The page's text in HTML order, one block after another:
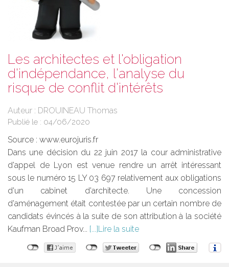
Les architectes et l'obligation
d'indépendance, l'analyse du
risque de conflit d'intérêts
Auteur : DROUINEAU Thomas
Publié le : 04/06/2020
Source : www.eurojuris.fr
Dans une décision du 22 juin 2017 la cour administrative
d'appel de Lyon est venue rendre un arrêt intéressant
sous le numéro 15 LY 03 697 relativement aux obligations
d'un cabinet d'architecte. Une concession
d'aménagement était contestée par un certain nombre de
candidats évincés à la suite de son attribution à la société
Kaufman Broad Prov...
Lire la suite